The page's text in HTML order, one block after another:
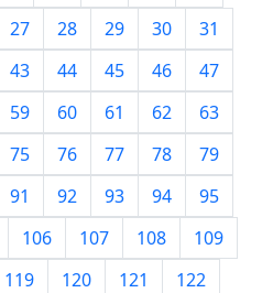
27 28 29 30
31
43 44 45 46
47
59 60 61 62
63
75 76 77 78
79
91 92 93 94
95
106 107 108
109
119 120 121
122